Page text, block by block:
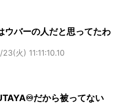
ウバーの人だと思ってたわ
火) 11:11:10.10
だから被ってない